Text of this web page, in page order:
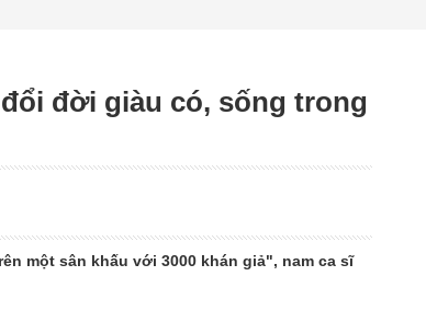
đời giàu có, sống trong
một sân khấu với 3000 khán giả", nam ca sĩ